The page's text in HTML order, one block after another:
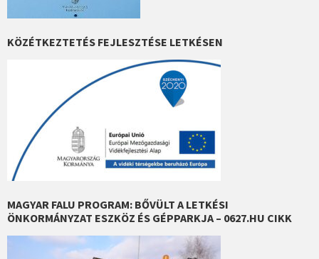
KÖZÉTKEZTETÉS FEJLESZTÉSE LETKÉSEN
MAGYAR FALU PROGRAM: BŐVÜLT A LETKÉSI
ÖNKORMÁNYZAT ESZKÖZ ÉS GÉPPARKJA – 0627.HU CIKK